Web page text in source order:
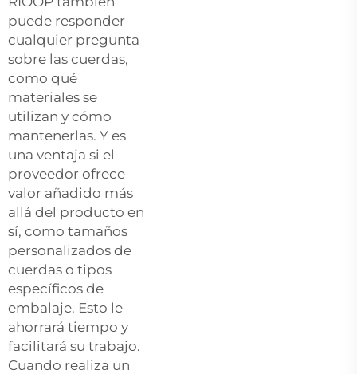
puede responder
cualquier pregunta
sobre las cuerdas,
como qué
materiales se
utilizan y cómo
mantenerlas. Y es
una ventaja si el
proveedor ofrece
valor añadido más
allá del producto en
sí, como tamaños
personalizados de
cuerdas o tipos
específicos de
embalaje. Esto le
ahorrará tiempo y
facilitará su trabajo.
Cuando realiza un